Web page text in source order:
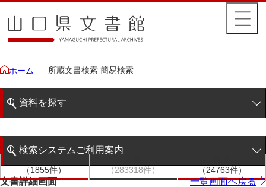
ホーム 所蔵文書検索 簡易検索
資料を探す
階層検索
検索システムご利用案内
検索システムの利用について
（1855件）
（283318件）
（24763件）
文書詳細画面 一覧画面へ戻る